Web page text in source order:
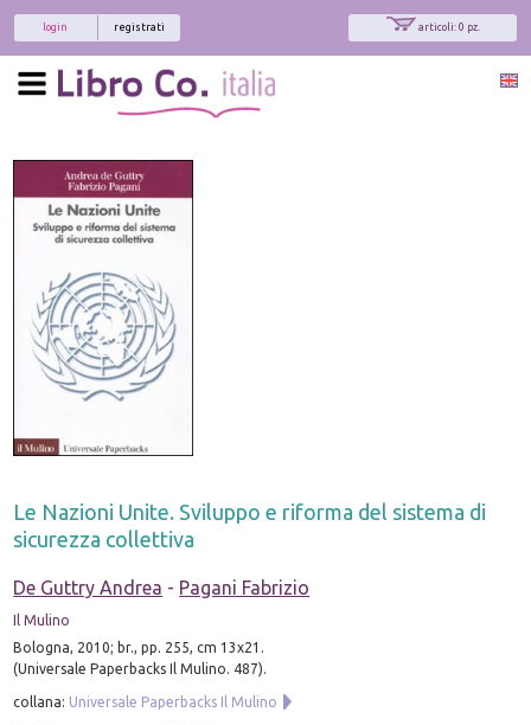
articoli: 0 pz.
registrati
login
Le Nazioni Unite. Sviluppo e riforma del sistema di
sicurezza collettiva
De Guttry Andrea - Pagani Fabrizio
Il Mulino
Bologna, 2010; br., pp. 255, cm 13x21.
(Universale Paperbacks Il Mulino. 487).
collana: Universale Paperbacks Il Mulino